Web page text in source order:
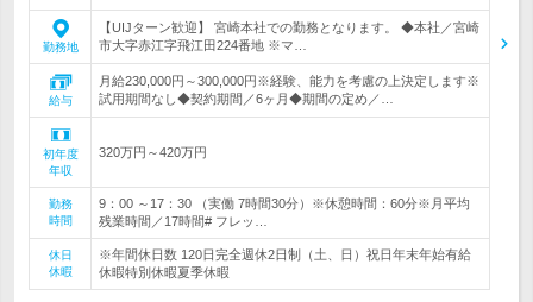
勤務地
【UIJターン歓迎】 宮崎本社での勤務となります。 ◆本社／宮崎
市大字赤江字飛江田224番地 ※マ…
給与
月給230,000円～300,000円※経験、能力を考慮の上決定します※
試用期間なし◆契約期間／6ヶ月◆期間の定め／…
初年度
年収
320万円～420万円
勤務
時間
9：00 ～17：30 （実働 7時間30分）※休憩時間：60分※月平均
残業時間／17時間# フレッ…
休日
休暇
※年間休日数 120日完全週休2日制（土、日）祝日年末年始有給
休暇特別休暇夏季休暇